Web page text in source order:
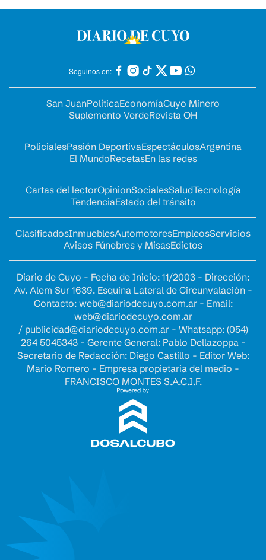
Seguinos en:
San JuanPolíticaEconomíaCuyo Minero
Suplemento VerdeRevista OH
PolicialesPasión DeportivaEspectáculosArgentina
El MundoRecetasEn las redes
Cartas del lectorOpinionSocialesSaludTecnología
TendenciaEstado del tránsito
ClasificadosInmueblesAutomotoresEmpleosServicios
Avisos Fúnebres y MisasEdictos
Diario de Cuyo - Fecha de Inicio: 11/2003 - Dirección:
Av. Alem Sur 1639. Esquina Lateral de Circunvalación -
Contacto: web@diariodecuyo.com.ar- Email:
web@diariodecuyo.com.ar
/ publicidad@diariodecuyo.com.ar- Whatsapp: (054)
264 5045343 - Gerente General: Pablo Dellazoppa -
Secretario de Redacción: Diego Castillo - Editor Web:
Mario Romero - Empresa propietaria del medio -
FRANCISCO MONTES S.A.C.I.F.